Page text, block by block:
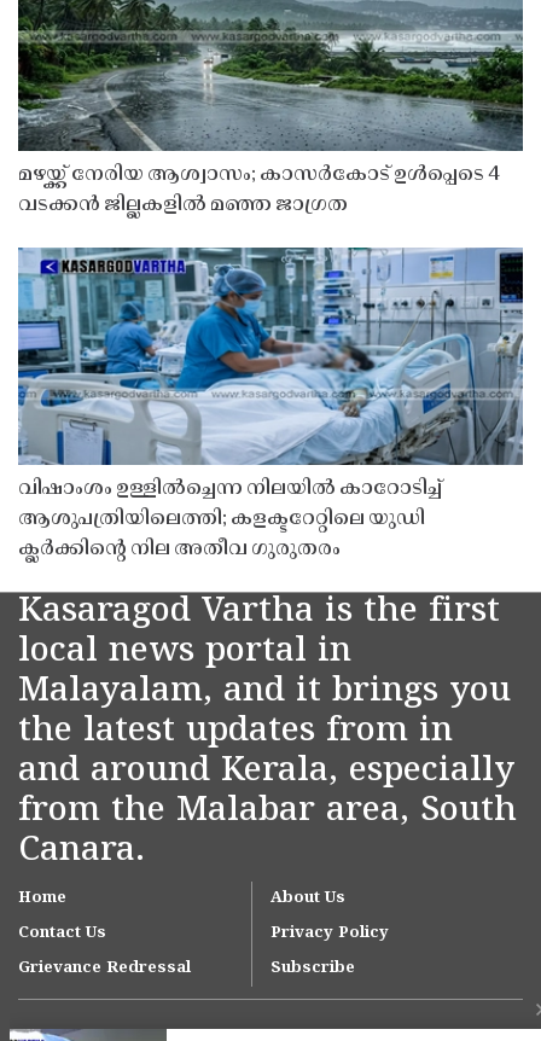
മഴയ്ക്ക് നേരിയ ആശ്വാസം; കാസർകോട് ഉൾപ്പെടെ 4
വടക്കൻ ജില്ലകളിൽ മഞ്ഞ ജാഗ്രത
വിഷാംശം ഉള്ളിൽച്ചെന്ന നിലയിൽ കാറോടിച്ച്
ആശുപത്രിയിലെത്തി; കളക്ടറേറ്റിലെ യുഡി
ക്ലർക്കിൻ്റെ നില അതീവ ഗുരുതരം
Kasaragod Vartha is the first
local news portal in
Malayalam, and it brings you
the latest updates from in
and around Kerala, especially
from the Malabar area, South
Canara.
Home
About Us
Contact Us
Privacy Policy
Grievance Redressal
Subscribe